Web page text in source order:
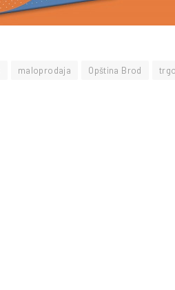
maloprodaja Opština Brod